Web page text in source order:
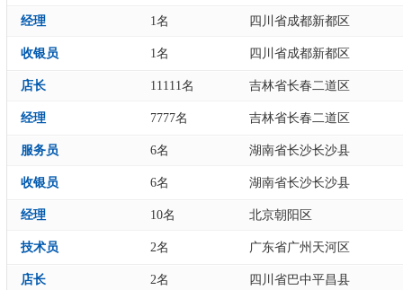
经理 1名 四川省成都新都区
收银员 1名 四川省成都新都区
店长 11111名 吉林省长春二道区
经理 7777名 吉林省长春二道区
服务员 6名 湖南省长沙长沙县
收银员 6名 湖南省长沙长沙县
经理 10名 北京朝阳区
技术员 2名 广东省广州天河区
店长 2名 四川省巴中平昌县